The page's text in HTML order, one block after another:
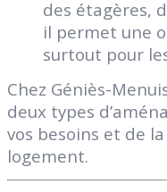
des étagères,
il permet une
surtout pour
Chez Géniès-
deux types
vos besoins et de
logement.